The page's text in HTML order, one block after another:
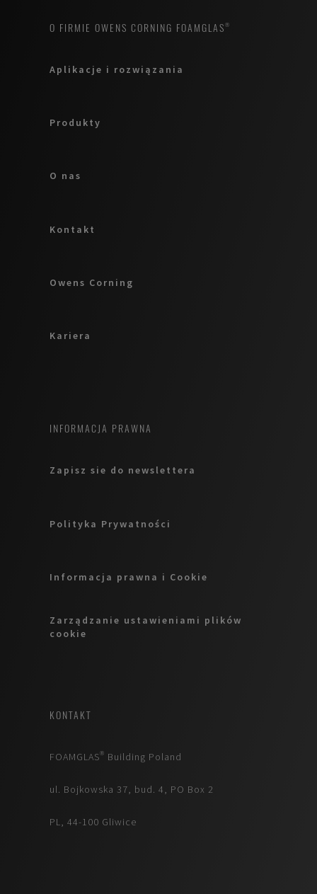
O FIRMIE OWENS CORNING FOAMGLAS®
Aplikacje i rozwiązania
Produkty
O nas
Kontakt
Owens Corning
Kariera
INFORMACJA PRAWNA
Zapisz sie do newslettera
Polityka Prywatności
Informacja prawna i Cookie
Zarządzanie ustawieniami plików
cookie
KONTAKT
FOAMGLAS® Building Poland
ul. Bojkowska 37, bud. 4, PO Box 2
PL, 44-100 Gliwice